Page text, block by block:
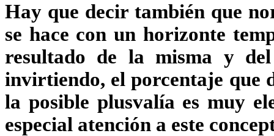
Hay que decir también que
se hace con un horizonte
resultado de la misma y
invirtiendo, el porcentaje que
la posible plusvalía es muy
especial atención a este